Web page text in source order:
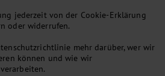
jederzeit von der Cookie-Erklärung
oder widerrufen.
mehr darüber, wer wir
können und wie wir